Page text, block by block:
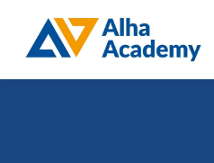
Catalogo
Aree di